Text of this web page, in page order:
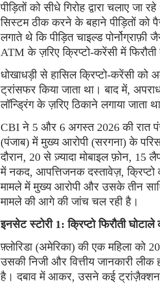
पीड़ितों को सीधे गिरोह द्वारा चलाए
सिस्टम ठीक करने के बहाने पीड़ितों
लगाते थे कि पीड़ित चाइल्ड
ATM के ज़रिए क्रिप्टो-करेंसी में
धोखाधड़ी से हासिल क्रिप्टो-करेंसी को
ट्रांसफर किया जाता था। बाद में,
लॉन्ड्रिंग के ज़रिए ठिकाने लगाया जाता
CBI ने 5 और 6 अगस्त 2026 की रात
(पंजाब) में मुख्य आरोपी (सरगना) के
दौरान, 20 से ज़्यादा मोबाइल फ़ोन, 15
में नकद, आपत्तिजनक दस्तावेज़,
मामले में मुख्य आरोपी और उसके तीन
मामले की आगे की जांच चल रही है।
इनसेट स्टोरी 1: क्रिप्टो फिरौती घोटाले
फ़्लोरिडा (अमेरिका) की एक महिला को
उसकी निजी और वित्तीय जानकारी
है। दबाव में आकर, उसने कई ट्रांज़ैक्शन